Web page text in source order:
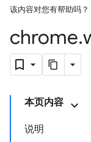
该内容对您有帮助吗？
chrome.
本页内容
说明